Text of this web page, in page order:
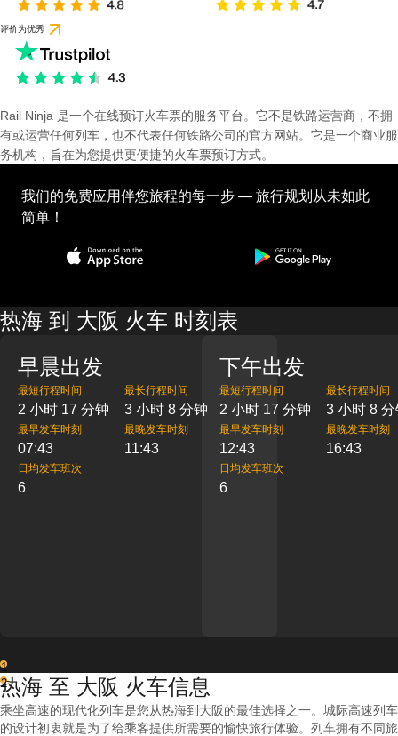
评价为优秀
Rail Ninja 是一个在线预订火车票的服务平台。它不是铁路运营商，不拥
有或运营任何列车，也不代表任何铁路公司的官方网站。它是一个商业服
务机构，旨在为您提供更便捷的火车票预订方式。
我们的免费应用伴您旅程的每一步 — 旅行规划从未如此
简单！
热海 到 大阪 火车 时刻表
早晨出发
最短行程时间
2 小时 17 分钟
最长行程时间
3 小时 8 分钟
最早发车时刻
07:43
最晚发车时刻
11:43
日均发车班次
6
下午出发
最短行程时间
2 小时 17 分钟
最长行程时间
3 小时 8 分
最早发车时刻
12:43
最晚发车时刻
16:43
日均发车班次
6
1
2
热海 至 大阪 火车信息
乘坐高速的现代化列车是您从热海到大阪的最佳选择之一。城际高速列车
的设计初衷就是为了给乘客提供所需要的愉快旅行体验。列车拥有不同旅